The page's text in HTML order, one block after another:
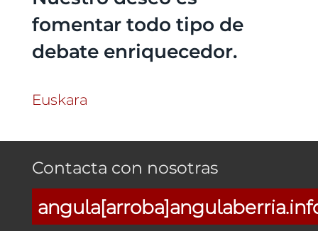
fomentar todo tipo de
debate enriquecedor.
Euskara
Contacta con nosotras